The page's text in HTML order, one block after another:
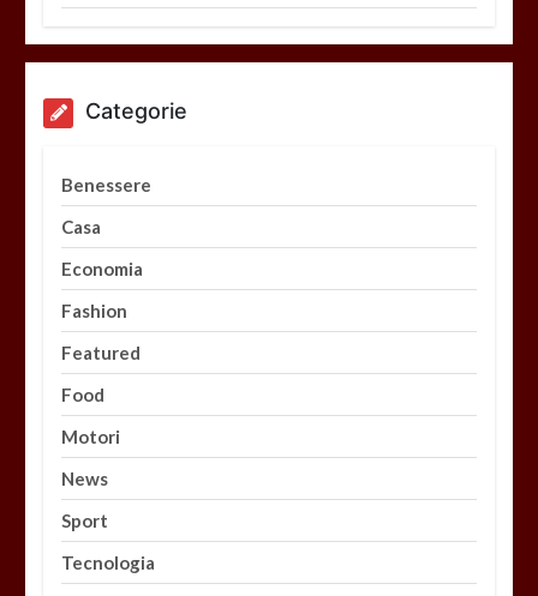
Categorie
Benessere
Casa
Economia
Fashion
Featured
Food
Motori
News
Sport
Tecnologia